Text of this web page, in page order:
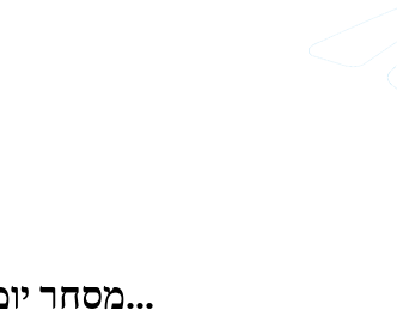
מסחר יומי (וקבוצת למידה) - ביט...